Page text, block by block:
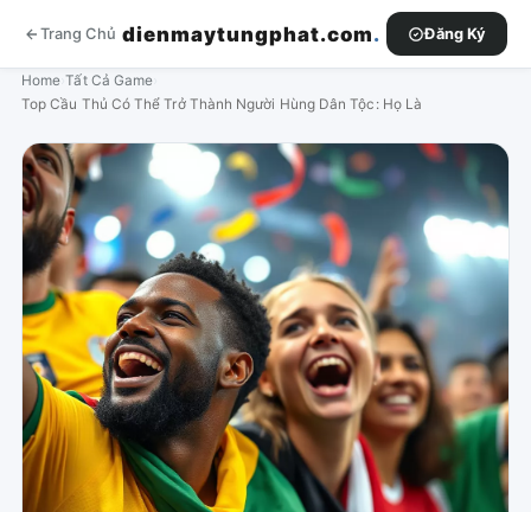
Trang Chủ dienmaytungphat.com. Đăng Ký
Home ›Tất Cả Game
Top Cầu Thủ Có Thể Trở Thành Người Hùng Dân Tộc: Họ Là